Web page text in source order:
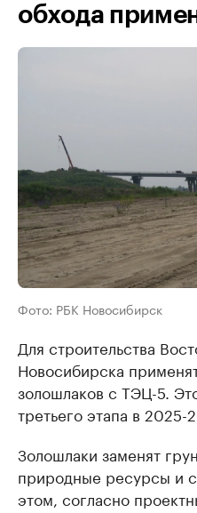
обхода
Фото: РБК Новосибирск
Для строительства
Новосибирска
золошлаков с ТЭЦ-5.
третьего этапа в 2025-
Золошлаки заменят
природные ресурсы и
этом, согласно